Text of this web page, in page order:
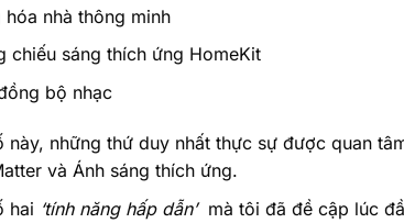
nhà thông minh
chiếu sáng thích ứng HomeKit
bộ nhạc
này, những thứ duy nhất thực sự được quan
và Ánh sáng thích ứng.
hai ‘tính năng hấp dẫn’ mà tôi đã đề cập lúc